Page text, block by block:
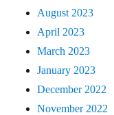
August 2023
April 2023
March 2023
January 2023
December 2022
November 2022